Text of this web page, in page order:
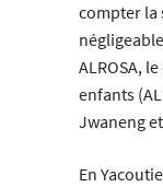
compter la
ALROSA,
enfants
Jwaneng
En